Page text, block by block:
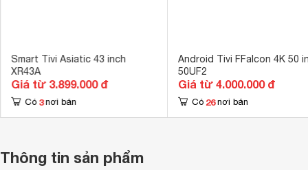
Smart Tivi Asiatic 43 inch
XR43A
Giá từ 3.899.000 đ
Có 3 nơi bán
Android Tivi FFalcon 4K 50
50UF2
Giá từ 4.000.000 đ
Có 26 nơi bán
Thông tin sản phẩm